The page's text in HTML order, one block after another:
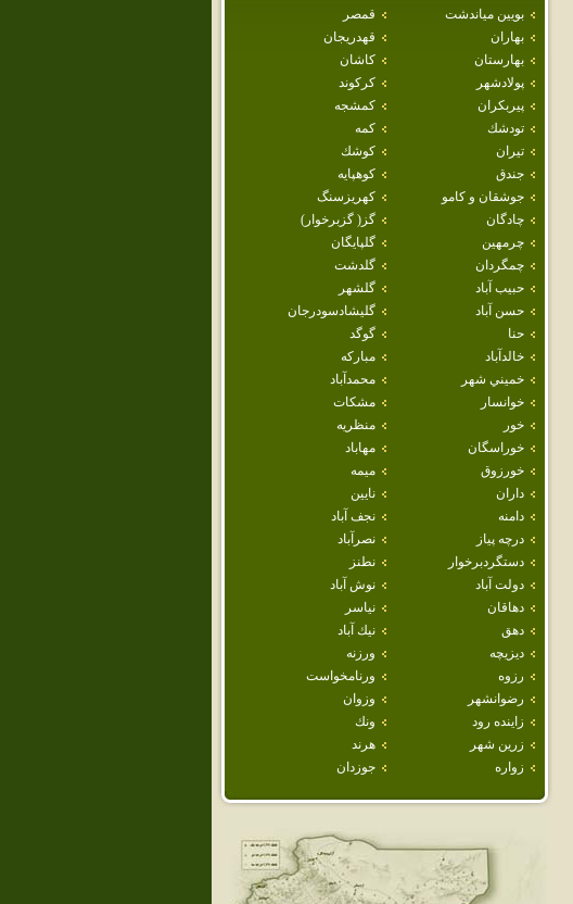
بويين مياندشت
قمصر
بهاران
قهدريجان
بهارستان
كاشان
پولادشهر
كركوند
پيربكران
كمشجه
تودشك
كمه
تيران
كوشك
جندق
كوهپايه
جوشقان و كامو
كهريزسنگ
چادگان
گز( گزبرخوار)
چرمهين
گلپايگان
چمگردان
گلدشت
حبيب آباد
گلشهر
حسن آباد
گليشادسودرجان
حنا
گوگد
خالدآباد
مباركه
خميني شهر
محمدآباد
خوانسار
مشكات
خور
منظريه
خوراسگان
مهاباد
خورزوق
ميمه
داران
نايين
دامنه
نجف آباد
درچه پياز
نصرآباد
دستگردبرخوار
نطنز
دولت آباد
نوش آباد
دهاقان
نياسر
دهق
نيك آباد
ديزيچه
ورزنه
رزوه
ورنامخواست
رضوانشهر
وزوان
زاينده رود
ونك
زرين شهر
هرند
زواره
جوزدان